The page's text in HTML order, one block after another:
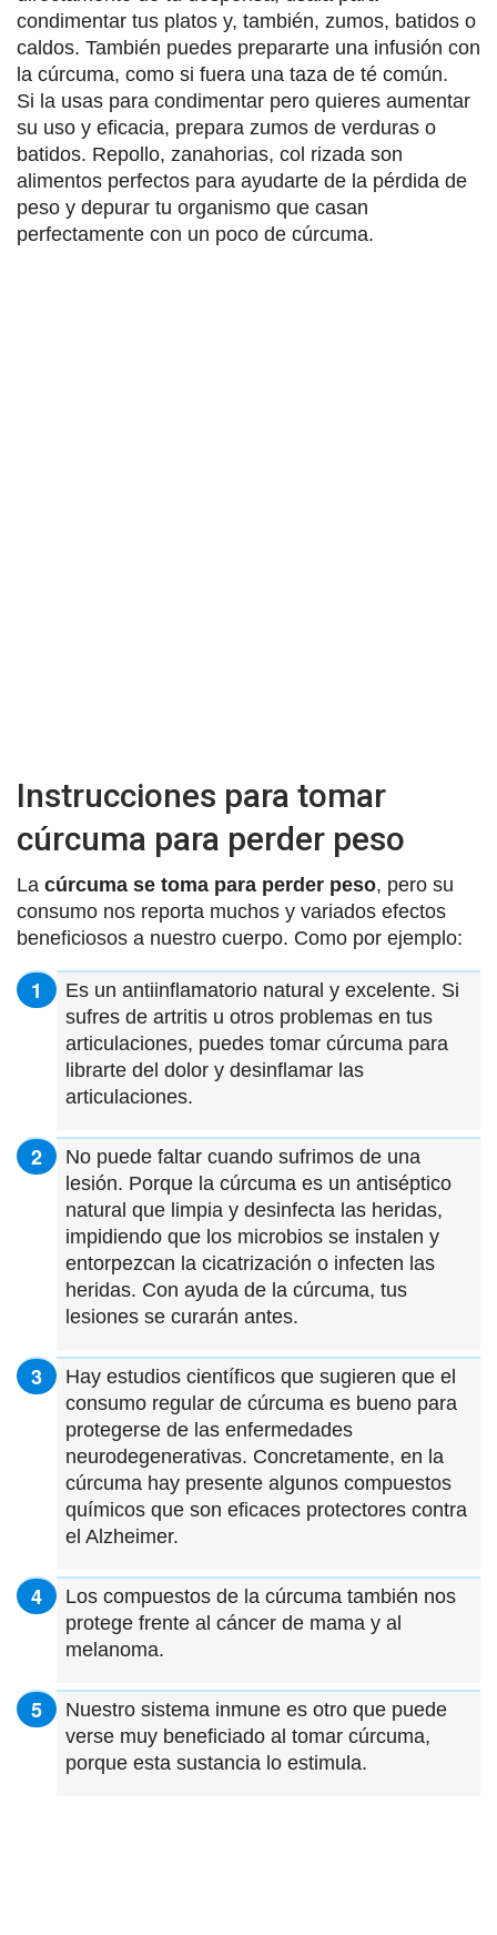
condimentar tus platos y, también, zumos, batidos o
caldos. También puedes prepararte una infusión con
la cúrcuma, como si fuera una taza de té común.
Si la usas para condimentar pero quieres aumentar
su uso y eficacia, prepara zumos de verduras o
batidos. Repollo, zanahorias, col rizada son
alimentos perfectos para ayudarte de la pérdida de
peso y depurar tu organismo que casan
perfectamente con un poco de cúrcuma.
Instrucciones para tomar
cúrcuma para perder peso
La cúrcuma se toma para perder peso, pero su
consumo nos reporta muchos y variados efectos
beneficiosos a nuestro cuerpo. Como por ejemplo:
Es un antiinflamatorio natural y excelente. Si
sufres de artritis u otros problemas en tus
articulaciones, puedes tomar cúrcuma para
librarte del dolor y desinflamar las
articulaciones.
No puede faltar cuando sufrimos de una
lesión. Porque la cúrcuma es un antiséptico
natural que limpia y desinfecta las heridas,
impidiendo que los microbios se instalen y
entorpezcan la cicatrización o infecten las
heridas. Con ayuda de la cúrcuma, tus
lesiones se curarán antes.
Hay estudios científicos que sugieren que el
consumo regular de cúrcuma es bueno para
protegerse de las enfermedades
neurodegenerativas. Concretamente, en la
cúrcuma hay presente algunos compuestos
químicos que son eficaces protectores contra
el Alzheimer.
Los compuestos de la cúrcuma también nos
protege frente al cáncer de mama y al
melanoma.
Nuestro sistema inmune es otro que puede
verse muy beneficiado al tomar cúrcuma,
porque esta sustancia lo estimula.